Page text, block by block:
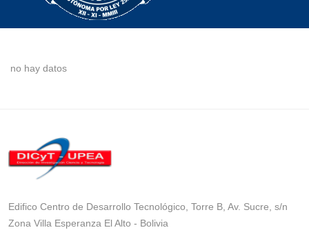
no hay datos
Edifico Centro de Desarrollo Tecnológico, Torre B, Av. Sucre, s/n
Zona Villa Esperanza El Alto - Bolivia